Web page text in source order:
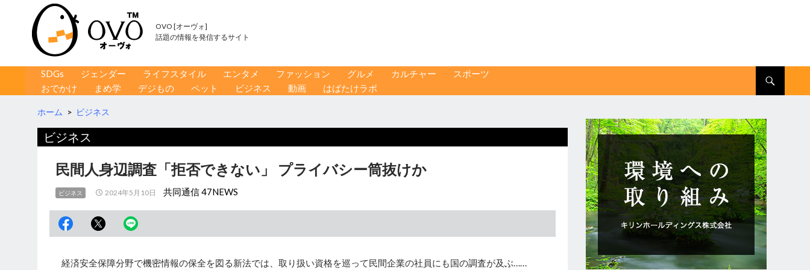
OVO [オーヴォ]
話題の情報を発信するサイト
コンテンツへ移動
SDGs ジェンダー ライフスタイル エンタメ ファッション グルメ カルチャー
スポーツ
おでかけ
まめ学 デジもの ペット ビジネス 動画 はばたけラボ
ホーム > ビジネス
ビジネス
民間人身辺調査「拒否できない」 プライバシー筒抜けか
ビジネス 2024年5月10日 共同通信 47NEWS
経済安全保障分野で機密情報の保全を図る新法では、取り扱い資格を巡って民間企業の社員にも国の調査が及ぶ……